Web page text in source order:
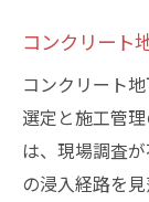
コンクリート
コンクリート
選定と施工管
は、現場調査
の浸入経路を